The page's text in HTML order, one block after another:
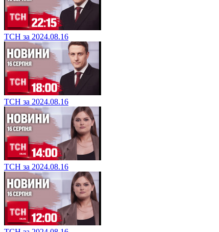
ТСН за 2024.08.16
ТСН за 2024.08.16
ТСН за 2024.08.16